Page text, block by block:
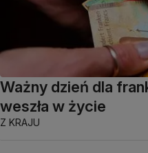
Ważny dzień dla
weszła w życie
Z KRAJU